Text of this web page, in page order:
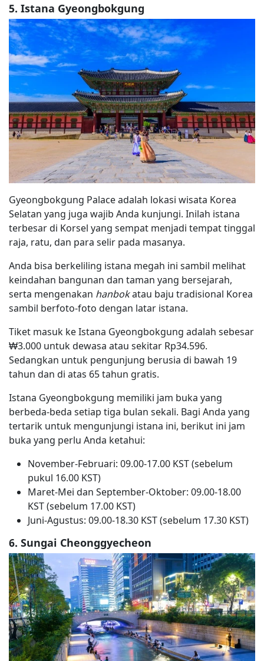
5. Istana Gyeongbokgung
Gyeongbokgung Palace adalah lokasi wisata Korea
Selatan yang juga wajib Anda kunjungi. Inilah istana
terbesar di Korsel yang sempat menjadi tempat tinggal
raja, ratu, dan para selir pada masanya.
Anda bisa berkeliling istana megah ini sambil melihat
keindahan bangunan dan taman yang bersejarah,
serta mengenakan hanbokatau baju tradisional Korea
sambil berfoto-foto dengan latar istana.
Tiket masuk ke Istana Gyeongbokgung adalah sebesar
₩3.000 untuk dewasa atau sekitar Rp34.596.
Sedangkan untuk pengunjung berusia di bawah 19
tahun dan di atas 65 tahun gratis.
Istana Gyeongbokgung memiliki jam buka yang
berbeda-beda setiap tiga bulan sekali. Bagi Anda yang
tertarik untuk mengunjungi istana ini, berikut ini jam
buka yang perlu Anda ketahui:
November-Februari: 09.00-17.00 KST (sebelum
pukul 16.00 KST)
Maret-Mei dan September-Oktober: 09.00-18.00
KST (sebelum 17.00 KST)
Juni-Agustus: 09.00-18.30 KST (sebelum 17.30 KST)
6. Sungai Cheonggyecheon